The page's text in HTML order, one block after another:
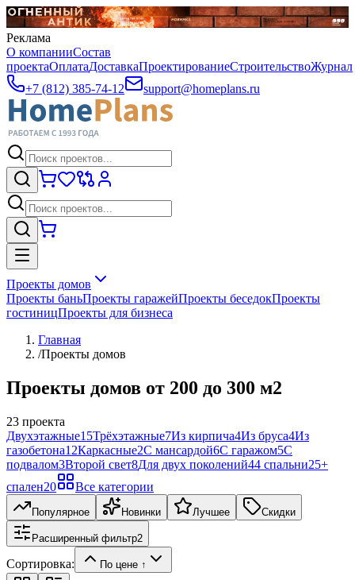
Реклама
О компанииСостав
проектаОплатаДоставкаПроектированиеСтроительствоЖурнал
+7 (812) 385-74-12
support@homeplans.ru
Проекты домов
Проекты баньПроекты гаражейПроекты беседокПроекты
гостиницПроекты для бизнеса
Главная
/Проекты домов
Проекты домов от 200 до 300 м2
23 проекта
Двухэтажные15Трёхэтажные7Из кирпича4Из бруса4Из
газобетона12Каркасные2С мансардой6С гаражом5С
подвалом3Второй свет8Для двух поколений44 спальни25+
спален20 Все категории
Популярное Новинки Лучшее Скидки
Расширенный фильтр2
Сортировка: По цене ↑